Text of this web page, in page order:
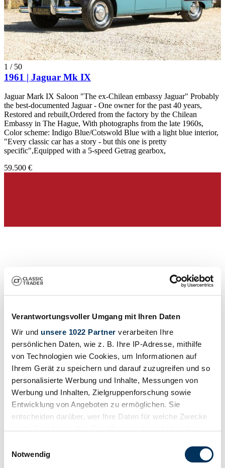
Verantwortungsvoller Umgang mit Ihren Daten
Wir und unsere 1022 Partner verarbeiten Ihre
persönlichen Daten, wie z. B. Ihre IP-Adresse, mithilfe
von Technologien wie Cookies, um Informationen auf
Ihrem Gerät zu speichern und darauf zuzugreifen und so
personalisierte Werbung und Inhalte, Messungen von
Werbung und Inhalten, Zielgruppenforschung sowie
Entwicklung von Angeboten zu ermöglichen. Sie
entscheiden darüber, wer Ihre Daten für welche Zwecke
Trigger Symbol ändern oder widerrufen
Notwendig
1 / 50
1961 | Jaguar Mk IX
Jaguar Mark IX Saloon "The ex-Chilean embassy Jaguar" Probably
the best-documented Jaguar - One owner for the past 40 years,
Restored and rebuilt,Ordered from the factory by the Chilean
Embassy in The Hague, With photographs from the late 1960s,
Color scheme: Indigo Blue/Cotswold Blue with a light blue interior,
"Every classic car has a story - but this one is pretty
specific",Equipped with a 5-speed Getrag gearbox,
59.500 €
Händler
Karosserieform
Limousine
Tachostand (abgelesen)
57.059 km
Leistung (kW/PS)
162 / 220